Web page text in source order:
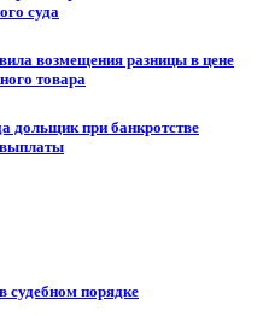
суда
возмещения разницы в цене
товара
дольщик при банкротстве
выплаты
судебном порядке